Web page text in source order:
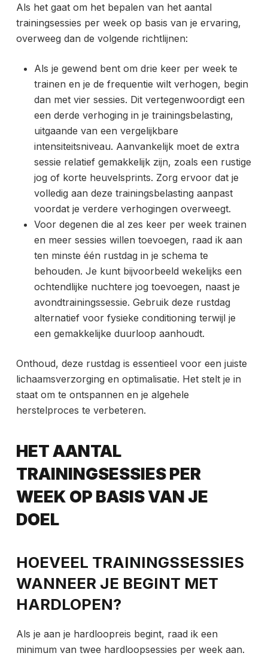
Als het gaat om het bepalen van het aantal
trainingsessies per week op basis van je ervaring,
overweeg dan de volgende richtlijnen:
Als je gewend bent om drie keer per week te
trainen en je de frequentie wilt verhogen, begin
dan met vier sessies. Dit vertegenwoordigt een
een derde verhoging in je trainingsbelasting,
uitgaande van een vergelijkbare
intensiteitsniveau. Aanvankelijk moet de extra
sessie relatief gemakkelijk zijn, zoals een rustige
jog of korte heuvelsprints. Zorg ervoor dat je
volledig aan deze trainingsbelasting aanpast
voordat je verdere verhogingen overweegt.
Voor degenen die al zes keer per week trainen
en meer sessies willen toevoegen, raad ik aan
ten minste één rustdag in je schema te
behouden. Je kunt bijvoorbeeld wekelijks een
ochtendlijke nuchtere jog toevoegen, naast je
avondtrainingssessie. Gebruik deze rustdag
alternatief voor fysieke conditioning terwijl je
een gemakkelijke duurloop aanhoudt.
Onthoud, deze rustdag is essentieel voor een juiste
lichaamsverzorging en optimalisatie. Het stelt je in
staat om te ontspannen en je algehele
herstelproces te verbeteren.
HET AANTAL
TRAININGSESSIES PER
WEEK OP BASIS VAN JE
DOEL
HOEVEEL TRAININGSSESSIES
WANNEER JE BEGINT MET
HARDLOPEN?
Als je aan je hardloopreis begint, raad ik een
minimum van twee hardloopsessies per week aan.